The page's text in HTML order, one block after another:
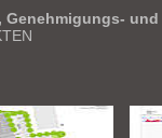
Genehmigungs-